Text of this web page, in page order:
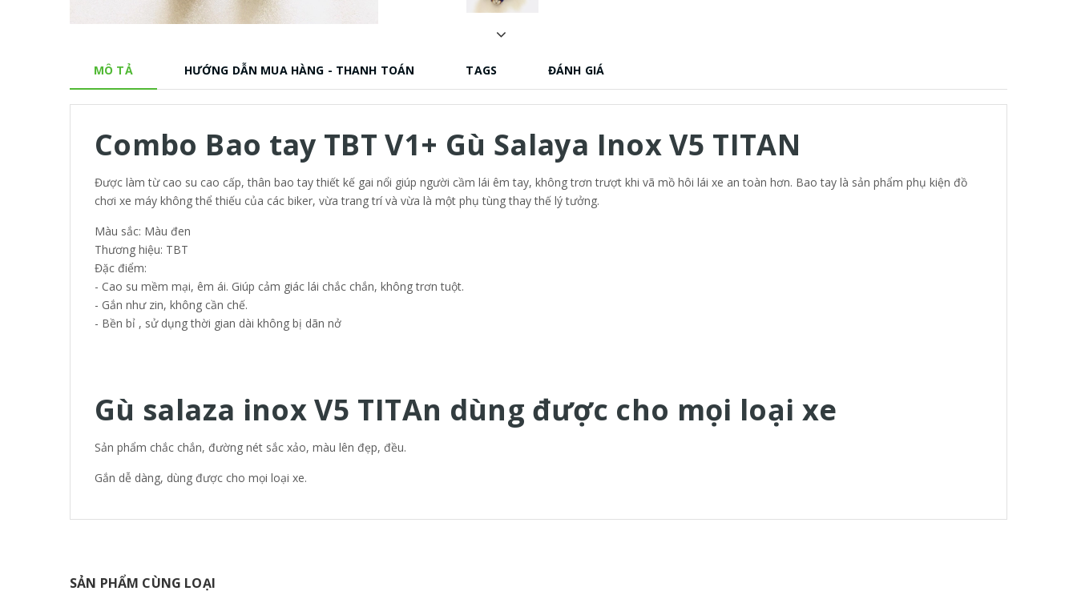
MÔ TẢ HƯỚNG DẪN MUA HÀNG - THANH TOÁN TAGS ĐÁNH GIÁ
Combo Bao tay TBT V1+ Gù Salaya Inox V5 TITAN
Được làm từ cao su cao cấp, thân bao tay thiết kế gai nổi giúp người cầm lái êm tay, không trơn trượt khi vã mồ hôi lái xe an toàn hơn. Bao tay là sản phẩm phụ kiện đồ
chơi xe máy không thể thiếu của các biker, vừa trang trí và vừa là một phụ tùng thay thế lý tưởng.
Màu sắc: Màu đen
Thương hiệu: TBT
Đặc điểm:
- Cao su mềm mại, êm ái. Giúp cảm giác lái chắc chắn, không trơn tuột.
- Gắn như zin, không cần chế.
- Bền bỉ , sử dụng thời gian dài không bị dãn nở
Gù salaza inox V5 TITAn dùng được cho mọi loại xe
Sản phẩm chắc chắn, đường nét sắc xảo, màu lên đẹp, đều.
Gắn dễ dàng, dùng được cho mọi loại xe.
SẢN PHẨM CÙNG LOẠI